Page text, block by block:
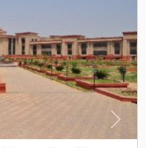
Next